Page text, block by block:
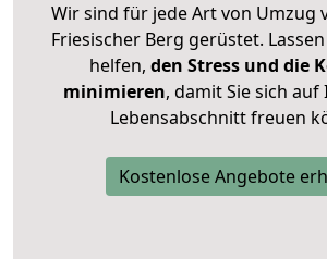
Wir sind für jede Art von Umzug
Friesischer Berg gerüstet.
helfen, den Stress und die
minimieren, damit Sie sich
Lebensabschnitt freuen
Kostenlose Angebote